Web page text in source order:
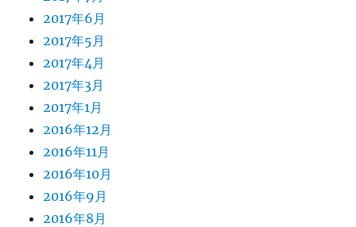
2017年6月
2017年5月
2017年4月
2017年3月
2017年1月
2016年12月
2016年11月
2016年10月
2016年9月
2016年8月